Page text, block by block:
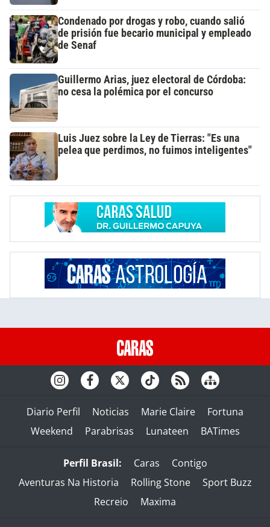
Condenado por drogas y robo, cuando salió
de prisión fue becario municipal y empleado
de Senaf
Guillermo Arias, juez electoral de Córdoba:
no cesa la polémica por el concurso
Luis Juez sobre la Ley de Tierras: "Es una
pelea que perdimos, no fuimos inteligentes"
Diario Perfil Noticias Marie Claire
Fortuna
Weekend
Parabrisas Lunateen BATimes
Perfil Brasil: Caras
Contigo
Aventuras Na Historia
Rolling Stone
Sport Buzz
Recreio
Maxima